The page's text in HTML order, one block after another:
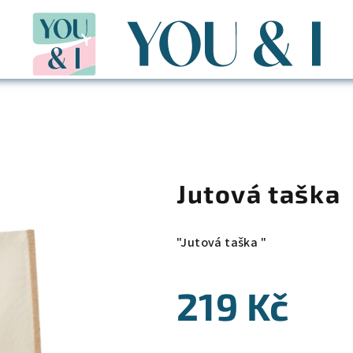
Jutová taška
"Jutová taška "
219 Kč